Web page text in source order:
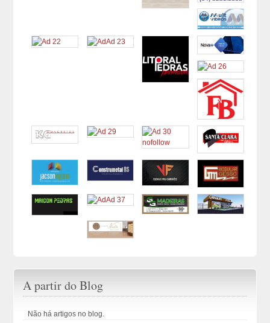
A partir do Blog
Não há artigos no blog.